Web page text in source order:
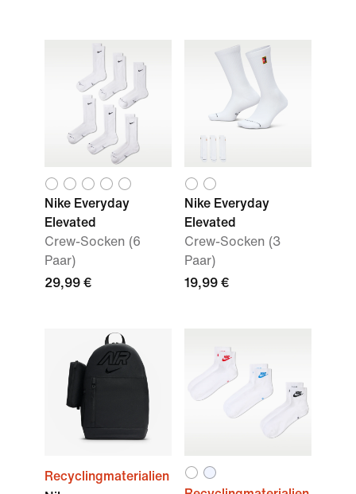
Nike Everyday
Elevated
Crew-Socken (6
Paar)
29,99 €
Nike Everyday
Elevated
Crew-Socken (3
Paar)
19,99 €
Recyclingmaterialien